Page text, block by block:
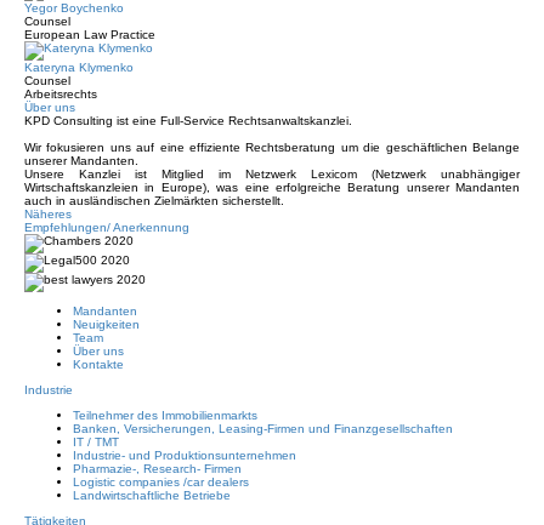
Yegor Boychenko
Counsel
European Law Practice
Kateryna Klymenko
Counsel
Arbeitsrechts
Über uns
KPD Consulting ist eine Full-Service Rechtsanwaltskanzlei.
Wir fokusieren uns auf eine effiziente Rechtsberatung um die geschäftlichen Belange
unserer Mandanten.
Unsere Kanzlei ist Mitglied im Netzwerk Lexicom (Netzwerk unabhängiger
Wirtschaftskanzleien in Europe), was eine erfolgreiche Beratung unserer Mandanten
auch in ausländischen Zielmärkten sicherstellt.
Näheres
Empfehlungen/ Anerkennung
Mandanten
Neuigkeiten
Team
Über uns
Kontakte
Industrie
Teilnehmer des Immobilienmarkts
Banken, Versicherungen, Leasing-Firmen und Finanzgesellschaften
IT / TMT
Industrie- und Produktionsunternehmen
Pharmazie-, Research- Firmen
Logistic companies /car dealers
Landwirtschaftliche Betriebe
Tätigkeiten